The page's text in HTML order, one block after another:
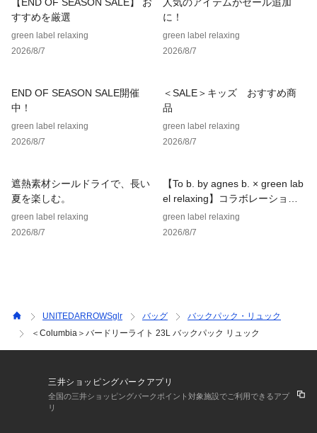
アメリカのアウトドアスポーツメーカー。
登山、フィッシング、スキー、スノーボード、ハンティングな
の分野で商品展開を行っている。
【注意事項】
※商品に「取り扱い上の注意書き」、「洗濯表示」がございま
す場合は、使用前に必ずご確認ください。
めご了承ください。
※商品の色味の目安は、商品単体の画像をご参照ください。
※こちらの商品は、一部のWEB店舗限定となっております。
品番：32324000124
すすめを厳選
green label relaxing
2026/8/7
に！
green label relaxing
2026/8/7
END OF SEASON SALE開催
中！
green label relaxing
2026/8/7
＜SALE＞キッズ おすすめ商
品
green label relaxing
2026/8/7
遮熱素材シールドライで、長い
夏を楽しむ。
green label relaxing
2026/8/7
【To b. by agnes b. × green lab
el relaxing】コラボレーション
アイテム
green label relaxing
2026/8/7
UNITEDARROWSglr バッグ
バックパック・リュック
＜Columbia＞バードリーライト 23L バックパック リュック
三井ショッピングパークアプリ
全国の三井ショッピングパークポイント対象施設でご利用できるアプ
リ